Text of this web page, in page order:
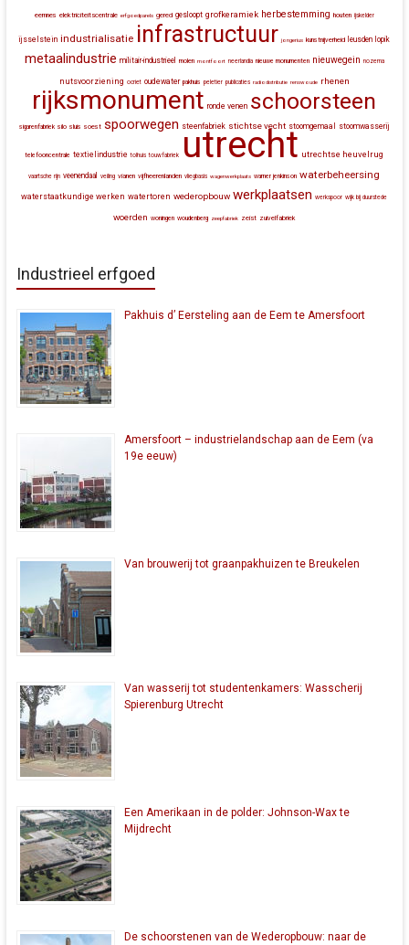
eemnes elektriciteitscentrale erfgoedparels gered gesloopt grofkeramiek herbestemming houten ijskelder
ijsselstein industrialisatie infrastructuur jongerius kunstnijverheid leusden lopik
metaalindustrie militair-industrieel molen montfoort neerlandia nieuwe monumenten nieuwegein nozema
nutsvoorziening ocriet oudewater pakhuis peletier publicaties radiodistributie renswoude rhenen
rijksmonument ronde venen schoorsteen
sigarenfabriek silo sluis soest spoorwegen steenfabriek stichtse vecht stoomgemaal stoomwasserij
telefooncentrale textielindustrie tolhuis touwfabriek utrecht utrechtse heuvelrug
vaartsche rijn veenendaal veiling vianen vijfheerenlanden vliegbasis wagenwerkplaats warner jenkinson waterbeheersing
waterstaatkundige werken watertoren wederopbouw werkplaatsen werkspoor wijk bij duurstede
woerden woningen woudenberg zeepfabriek zeist zuivelfabriek
Industrieel erfgoed
Pakhuis d’ Eersteling aan de Eem te Amersfoort
Amersfoort – industrielandschap aan de Eem (va
19e eeuw)
Van brouwerij tot graanpakhuizen te Breukelen
Van wasserij tot studentenkamers: Wasscherij
Spierenburg Utrecht
Een Amerikaan in de polder: Johnson-Wax te
Mijdrecht
De schoorstenen van de Wederopbouw: naar de